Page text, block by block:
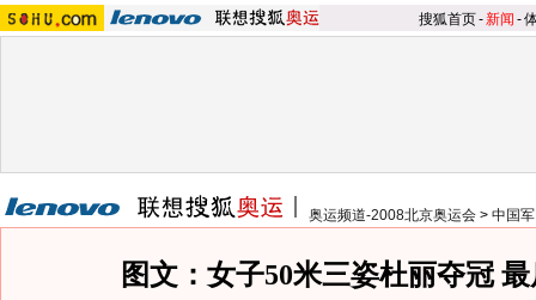
搜狐首页-新闻 -
奥运频道-2008北京奥运会 > 中国
图文：女子50米三姿杜丽夺冠